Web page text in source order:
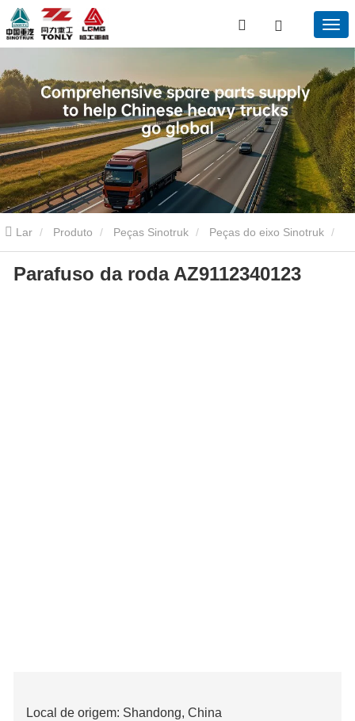
Lar Produto Peças Sinotruk Peças do eixo Sinotruk
Parafuso da roda AZ9112340123
Parafuso da roda AZ9112340123
Local de origem: Shandong, China